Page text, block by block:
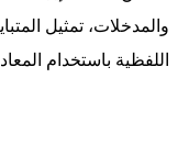
والمدخلات، تمثيل
اللفظية باستخدام